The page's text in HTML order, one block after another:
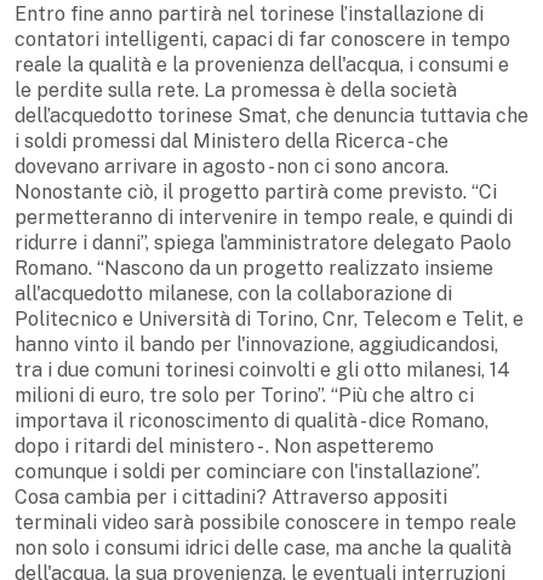
Entro fine anno partirà nel torinese l’installazione di
contatori intelligenti, capaci di far conoscere in tempo
reale la qualità e la provenienza dell'acqua, i consumi e
le perdite sulla rete. La promessa è della società
dell’acquedotto torinese Smat, che denuncia tuttavia che
i soldi promessi dal Ministero della Ricerca - che
dovevano arrivare in agosto - non ci sono ancora.
Nonostante ciò, il progetto partirà come previsto. “Ci
permetteranno di intervenire in tempo reale, e quindi di
ridurre i danni”, spiega l’amministratore delegato Paolo
Romano. “Nascono da un progetto realizzato insieme
all'acquedotto milanese, con la collaborazione di
Politecnico e Università di Torino, Cnr, Telecom e Telit, e
hanno vinto il bando per l'innovazione, aggiudicandosi,
tra i due comuni torinesi coinvolti e gli otto milanesi, 14
milioni di euro, tre solo per Torino”. “Più che altro ci
importava il riconoscimento di qualità - dice Romano,
dopo i ritardi del ministero - . Non aspetteremo
comunque i soldi per cominciare con l'installazione”.
Cosa cambia per i cittadini? Attraverso appositi
terminali video sarà possibile conoscere in tempo reale
non solo i consumi idrici delle case, ma anche la qualità
dell'acqua, la sua provenienza, le eventuali interruzioni